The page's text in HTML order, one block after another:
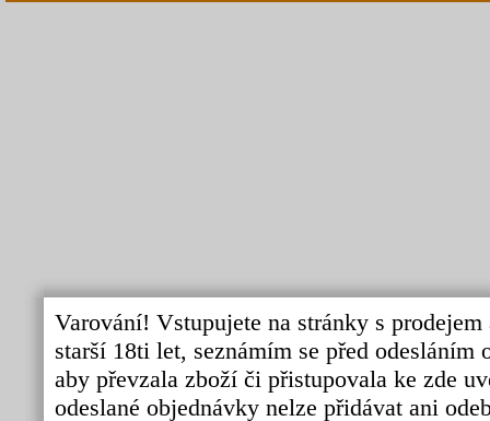
Varování! Vstupujete na stránky s
starší 18ti let, seznámím se před
aby převzala zboží či přistupovala ke zde
odeslané objednávky nelze přidávat ani